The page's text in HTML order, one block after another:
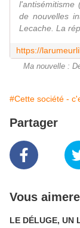
l'antisémitisme
de nouvelles
Lecache. La
Ma nouvelle :
#Cette société -
Partager
Vous
LE DÉLUGE, UN LIVRE À LIRE AU